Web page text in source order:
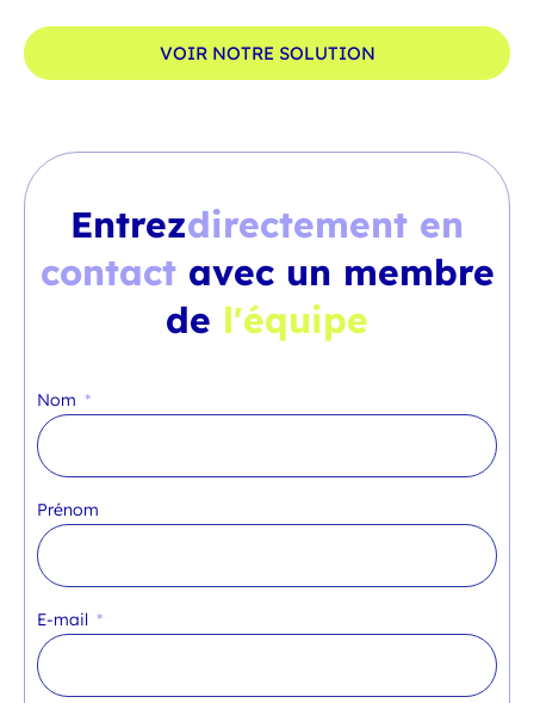
VOIR NOTRE SOLUTION
Entrezdirectement en
contact avec un membre
de l'équipe
Nom
Prénom
E-mail